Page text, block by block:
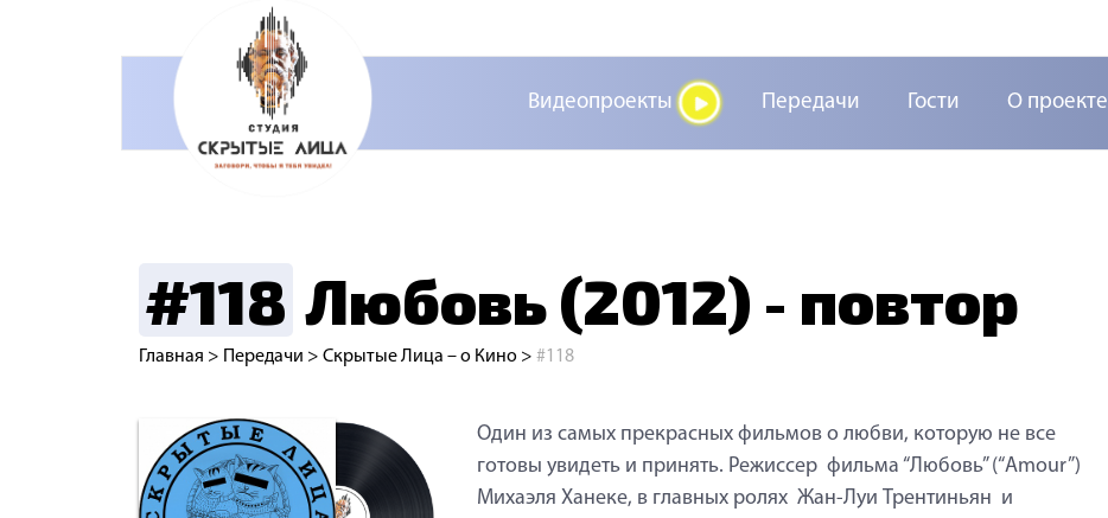
Видеопроекты Передачи Гости О проекте
#118 Любовь (2012) - повтор
Главная > Передачи > Скрытые Лица – о Кино > #118
Один из самых прекрасных фильмов о любви, которую не все
готовы увидеть и принять. Режиссер фильма “Любовь” (“Amour”)
Михаэля Ханеке, в главных ролях Жан-Луи Трентиньян и